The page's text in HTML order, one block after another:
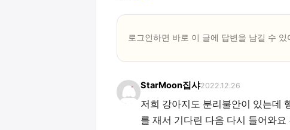
로그인하면 바로 이 글에 답변을 남길 수 있
StarMoon집샤2022.12.26
저희 강아지도 분리불안이 있는데
를 재서 기다린 다음 다시 들어와